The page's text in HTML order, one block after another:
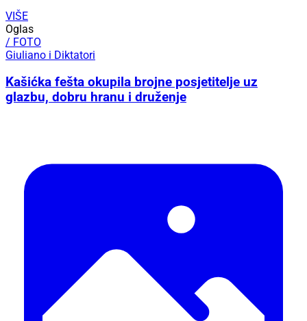
VIŠE
Oglas
/ FOTO
Giuliano i Diktatori
Kašićka fešta okupila brojne posjetitelje uz
glazbu, dobru hranu i druženje